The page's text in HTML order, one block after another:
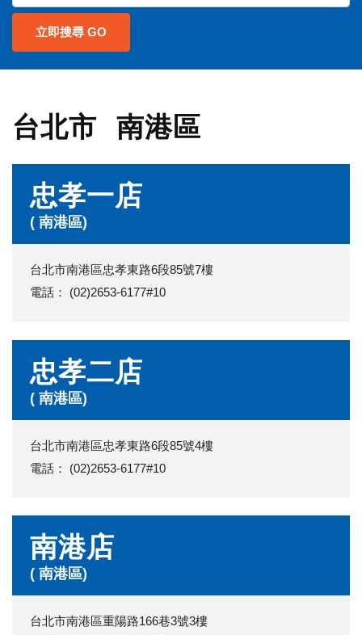
立即搜尋 GO
台北市 南港區
忠孝一店
( 南港區)
台北市南港區忠孝東路6段85號7樓
電話： (02)2653-6177#10
忠孝二店
( 南港區)
台北市南港區忠孝東路6段85號4樓
電話： (02)2653-6177#10
南港店
( 南港區)
台北市南港區重陽路166巷3號3樓